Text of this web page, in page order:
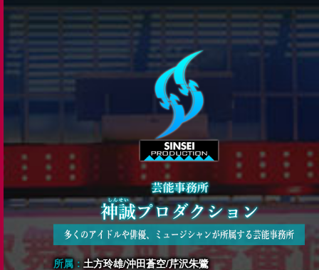
所属：土方玲雄/沖田蒼空/芹沢朱鷺